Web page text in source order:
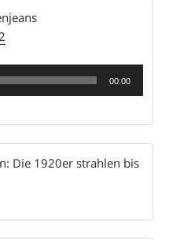
00:00
Die 1920er strahlen bis